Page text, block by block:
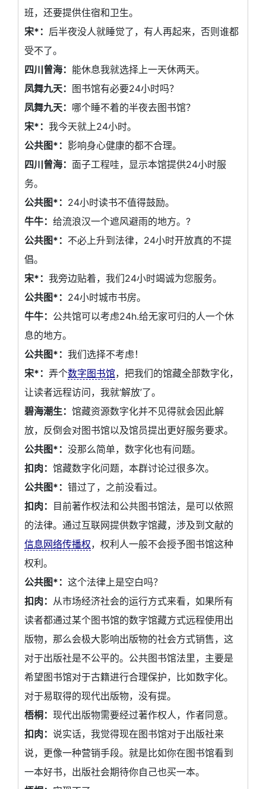
班，还要提供住宿和卫生。
宋*： 后半夜没人就睡觉了，有人再起来，否则谁都
受不了。
四川曾海： 能休息我就选择上一天休两天。
凤舞九天： 图书馆有必要24小时吗？
凤舞九天： 哪个睡不着的半夜去图书馆？
宋*： 我今天就上24小时。
公共图*： 影响身心健康的都不合理。
四川曾海： 面子工程哇，显示本馆提供24小时服
务。
公共图*： 24小时读书不值得鼓励。
牛牛： 给流浪汉一个遮风避雨的地方。?
公共图*： 不必上升到法律，24小时开放真的不提
倡。
宋*： 我旁边贴着，我们24小时竭诚为您服务。
公共图*： 24小时城市书房。
牛牛： 公共馆可以考虑24h.给无家可归的人一个休
息的地方。
公共图*： 我们选择不考虑！
宋*： 弄个数字图书馆，把我们的馆藏全部数字化，
让读者远程访问，我就‘解放’了。
碧海潮生： 馆藏资源数字化并不见得就会因此解
放，反倒会对图书馆以及馆员提出更好服务要求。
公共图*： 没那么简单，数字化也有问题。
扣肉： 馆藏数字化问题，本群讨论过很多次。
公共图*： 错过了，之前没看过。
扣肉： 目前著作权法和公共图书馆法，是可以依照
的法律。通过互联网提供数字馆藏，涉及到文献的
信息网络传播权，权利人一般不会授予图书馆这种
权利。
公共图*： 这个法律上是空白吗？
扣肉： 从市场经济社会的运行方式来看，如果所有
读者都通过某个图书馆的数字馆藏方式远程使用出
版物，那么会极大影响出版物的社会方式销售，这
对于出版社是不公平的。公共图书馆法里，主要是
希望图书馆对于古籍进行合理保护，比如数字化。
对于易取得的现代出版物，没有提。
梧桐： 现代出版物需要经过著作权人，作者同意。
扣肉： 说实话，我觉得现在图书馆对于出版社来
说，更像一种营销手段。就是比如你在图书馆看到
一本好书，出版社会期待你自己也买一本。